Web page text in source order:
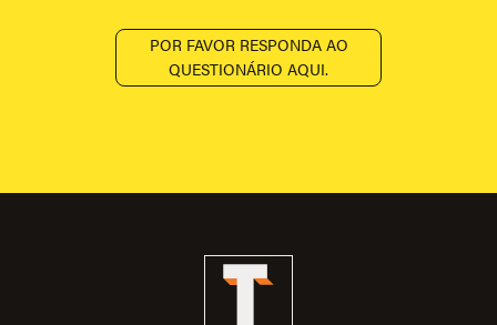
POR FAVOR RESPONDA AO
QUESTIONÁRIO AQUI.